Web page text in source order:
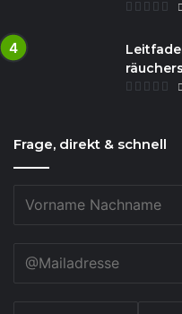
Frage, direkt & schnell